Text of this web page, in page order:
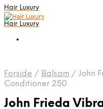
Hair Luxury
Hair Luxury
Forside / Balsam / John
Conditioner 250
John Frieda